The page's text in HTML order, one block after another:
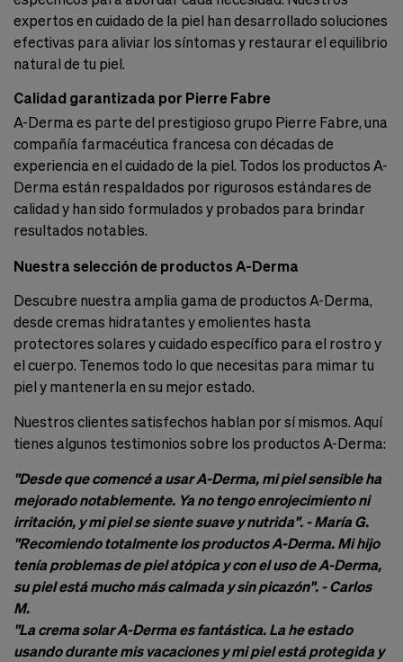
expertos en cuidado de la piel han desarrollado soluciones
efectivas para aliviar los síntomas y restaurar el equilibrio
natural de tu piel.
Calidad garantizada por Pierre Fabre
A-Derma es parte del prestigioso grupo Pierre Fabre, una
compañía farmacéutica francesa con décadas de
experiencia en el cuidado de la piel. Todos los productos A-
Derma están respaldados por rigurosos estándares de
calidad y han sido formulados y probados para brindar
resultados notables.
Nuestra selección de productos A-Derma
Descubre nuestra amplia gama de productos A-Derma,
desde cremas hidratantes y emolientes hasta
protectores solares y cuidado específico para el rostro y
el cuerpo. Tenemos todo lo que necesitas para mimar tu
piel y mantenerla en su mejor estado.
Nuestros clientes satisfechos hablan por sí mismos. Aquí
tienes algunos testimonios sobre los productos A-Derma:
"Desde que comencé a usar A-Derma, mi piel sensible ha
mejorado notablemente. Ya no tengo enrojecimiento ni
irritación, y mi piel se siente suave y nutrida". - María G.
"Recomiendo totalmente los productos A-Derma. Mi hijo
tenía problemas de piel atópica y con el uso de A-Derma,
su piel está mucho más calmada y sin picazón". - Carlos
M.
"La crema solar A-Derma es fantástica. La he estado
usando durante mis vacaciones y mi piel está protegida y